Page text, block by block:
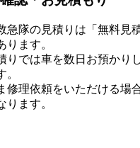
急隊の見積りは「無料見
ります。
りでは車を数日お預かり
。
修理依頼をいただける場
ります。